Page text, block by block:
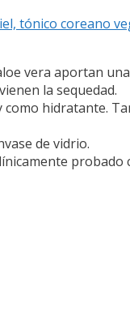
tónico coreano
vera aportan
la sequedad.
hidratante.
de vidrio.
probado